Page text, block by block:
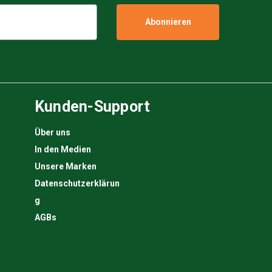
Kunden-Support
Über uns
In den Medien
Unsere Marken
Datenschutzerklärun
g
AGBs